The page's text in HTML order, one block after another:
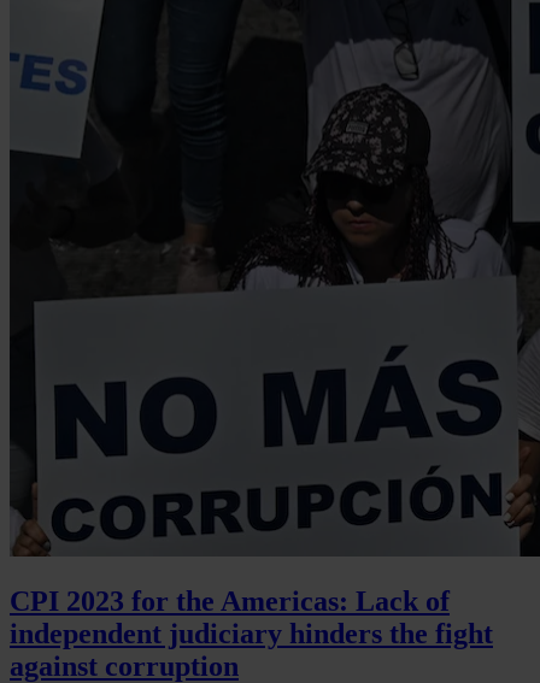
CPI 2023 for the Americas: Lack of
independent judiciary hinders the fight
against corruption